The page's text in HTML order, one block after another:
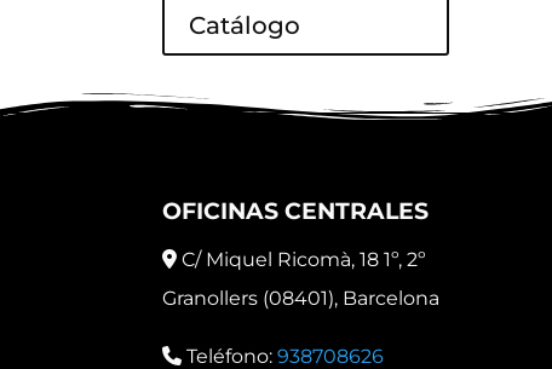
Catálogo
OFICINAS CENTRALES
C/ Miquel Ricomà, 18 1º, 2º
Granollers (08401), Barcelona
Teléfono: 938708626